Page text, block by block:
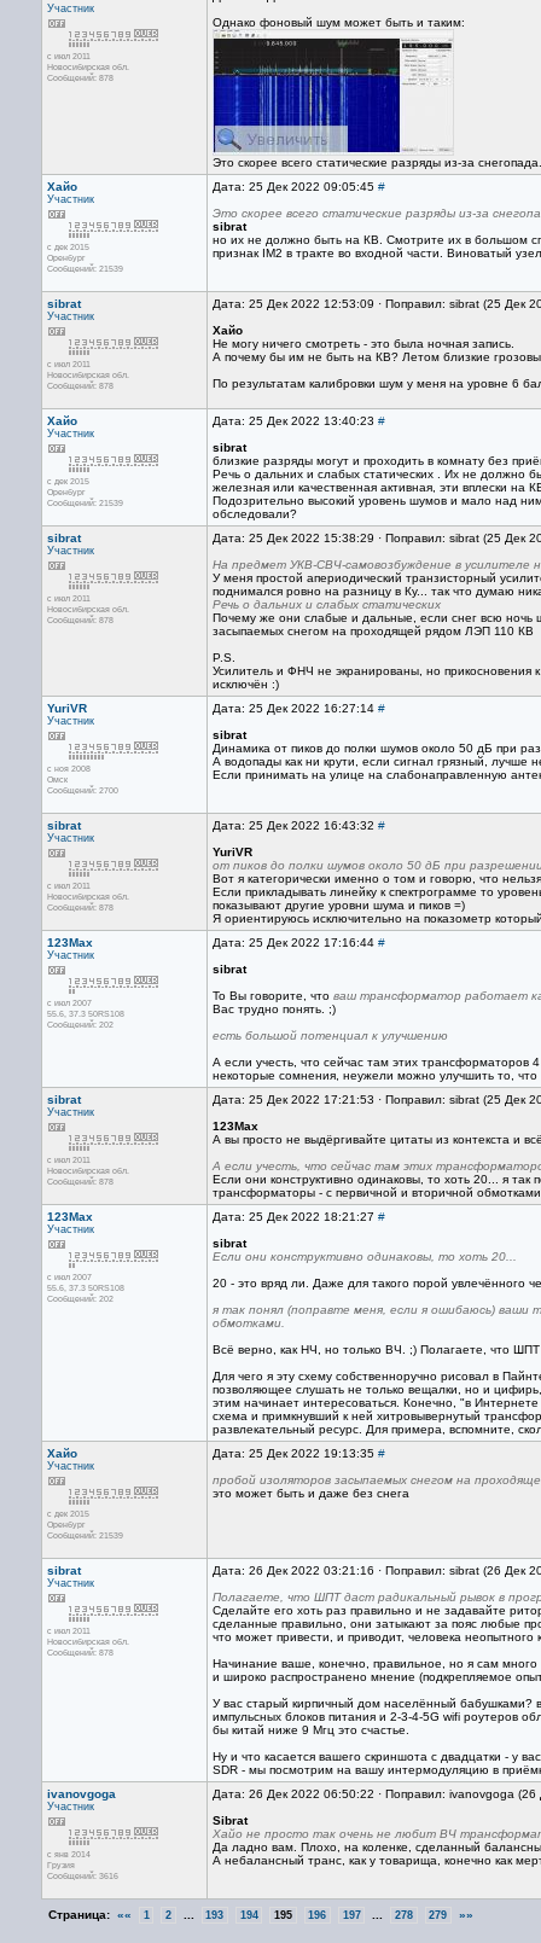
Участник
с июл 2011
Новосибирская обл.
Сообщений: 878
Однако фоновый шум может быть и таким:
Это скорее всего статические разряды из-за снегопада.
Хайо
Участник
с дек 2015
Оренбург
Сообщений: 21539
Дата: 25 Дек 2022 09:05:45 #
Это скорее всего статические разряды из-за
sibrat
но их не должно быть на КВ. Смотрите их в большом
признак IM2 в тракте во входной части. Виноватый
sibrat
Участник
с июл 2011
Новосибирская обл.
Сообщений: 878
Дата: 25 Дек 2022 12:53:09 · Поправил: sibrat (25 Дек
Хайо
Не могу ничего смотреть - это была ночная запись.
А почему бы им не быть на КВ? Летом близкие
По результатам калибровки шум у меня на уровне 6
Хайо
Участник
с дек 2015
Оренбург
Сообщений: 21539
Дата: 25 Дек 2022 13:40:23 #
sibrat
близкие разряды могут и проходить в комнату без
Речь о дальних и слабых статических . Их не
железная или качественная активная, эти вплески на
Подозрительно высокий уровень шумов и мало над
обследовали?
sibrat
Участник
с июл 2011
Новосибирская обл.
Сообщений: 878
Дата: 25 Дек 2022 15:38:29 · Поправил: sibrat (25 Дек
На предмет УКВ-СВЧ-самовозбуждение в усилителе
У меня простой апериодический транзисторный
поднимался ровно на разницу в Ку... так что думаю
Речь о дальних и слабых статических
Почему же они слабые и дальные, если снег всю ночь
засыпаемых снегом на проходящей рядом ЛЭП 110 КВ
P.S.
Усилитель и ФНЧ не экранированы, но прикосновения
исключён :)
YuriVR
Участник
с ноя 2008
Омск
Сообщений: 2700
Дата: 25 Дек 2022 16:27:14 #
sibrat
Динамика от пиков до полки шумов около 50 дБ при
А водопады как ни крути, если сигнал грязный, лучше
Если принимать на улице на слабонаправленную
sibrat
Участник
с июл 2011
Новосибирская обл.
Сообщений: 878
Дата: 25 Дек 2022 16:43:32 #
YuriVR
от пиков до полки шумов около 50 дБ при
Вот я категорически именно о том и говорю, что
Если прикладывать линейку к спектрограмме то
показывают другие уровни шума и пиков =)
Я ориентируюсь исключительно на показометр
123Max
Участник
с июл 2007
55.6, 37.3 50RS108
Сообщений: 202
Дата: 25 Дек 2022 17:16:44 #
sibrat
То Вы говорите, что ваш трансформатор работает
Вас трудно понять. ;)
есть большой потенциал к улучшению
А если учесть, что сейчас там этих
некоторые сомнения, неужели можно улучшить то,
sibrat
Участник
с июл 2011
Новосибирская обл.
Сообщений: 878
Дата: 25 Дек 2022 17:21:53 · Поправил: sibrat (25 Дек
123Max
А вы просто не выдёргивайте цитаты из контекста и
А если учесть, что сейчас там этих
Если они конструктивно одинаковы, то хоть 20... я
трансформаторы - с первичной и вторичной
123Max
Участник
с июл 2007
55.6, 37.3 50RS108
Сообщений: 202
Дата: 25 Дек 2022 18:21:27 #
sibrat
Если они конструктивно одинаковы, то хоть 20...
20 - это вряд ли. Даже для такого порой увлечённого
я так понял (поправте меня, если я ошибаюсь)
обмотками.
Всё верно, как НЧ, но только ВЧ. ;) Полагаете, что
Для чего я эту схему собственноручно рисовал в
позволяющее слушать не только вещалки, но и
этим начинает интересоваться. Конечно, "в
схема и примкнувший к ней хитровывернутый
развлекательный ресурс. Для примера, вспомните,
Хайо
Участник
с дек 2015
Оренбург
Сообщений: 21539
Дата: 25 Дек 2022 19:13:35 #
пробой изоляторов засыпаемых снегом на
это может быть и даже без снега
sibrat
Участник
с июл 2011
Новосибирская обл.
Сообщений: 878
Дата: 26 Дек 2022 03:21:16 · Поправил: sibrat (26 Дек
Полагаете, что ШПТ даст радикальный рывок в
Сделайте его хоть раз правильно и не задавайте
сделанные правильно, они затыкают за пояс любые
что может привести, и приводит, человека
Начинание ваше, конечно, правильное, но я сам
и широко распространено мнение (подкрепляемое
У вас старый кирпичный дом населённый бабушками?
импульсных блоков питания и 2-3-4-5G wifi роутеров
бы китай ниже 9 Мгц это счастье.
Ну и что касается вашего скриншота с двадцатки - у
SDR - мы посмотрим на вашу интермодуляцию в
ivanovgoga
Участник
с янв 2014
Грузия
Сообщений: 3616
Дата: 26 Дек 2022 06:50:22 · Поправил: ivanovgoga
Sibrat
Хайо не просто так очень не любит ВЧ
Да ладно вам. Плохо, на коленке, сделанный
А небалансный транс, как у товарища, конечно как
Страница: «« 1 2 193 194 195 196 197 278 279 »»